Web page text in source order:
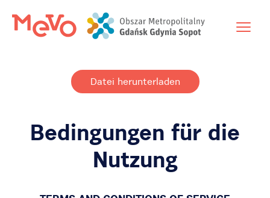
Datei herunterladen
Bedingungen für die
Nutzung